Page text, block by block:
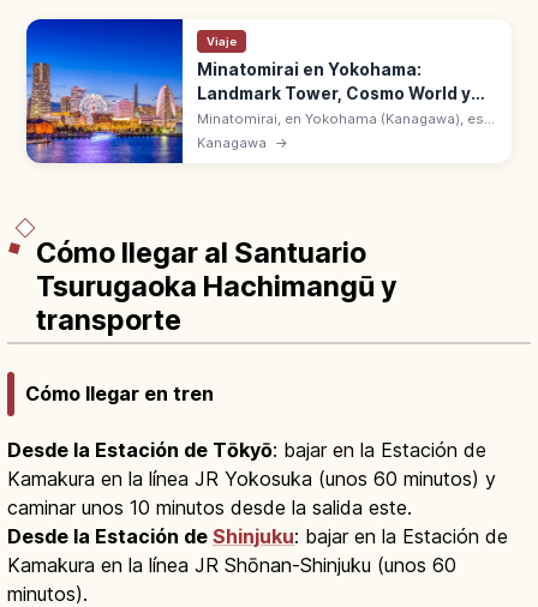
Viaje
Minatomirai en Yokohama:
Landmark Tower, Cosmo World y
Bahía
Minatomirai, en Yokohama (Kanagawa), es
la zona portuaria con Landmark Tower, Red
Brick Warehouse y Cosmo World. A 30 min
Kanagawa →
Cómo llegar al Santuario
Tsurugaoka Hachimangū y
transporte
Cómo llegar en tren
Desde la Estación de Tōkyō: bajar en la Estación de
Kamakura en la línea JR Yokosuka (unos 60 minutos) y
caminar unos 10 minutos desde la salida este.
Desde la Estación de Shinjuku: bajar en la Estación de
Kamakura en la línea JR Shōnan-Shinjuku (unos 60
minutos).